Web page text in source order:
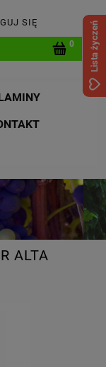
SIĘ
ALTA
Lista życzeń